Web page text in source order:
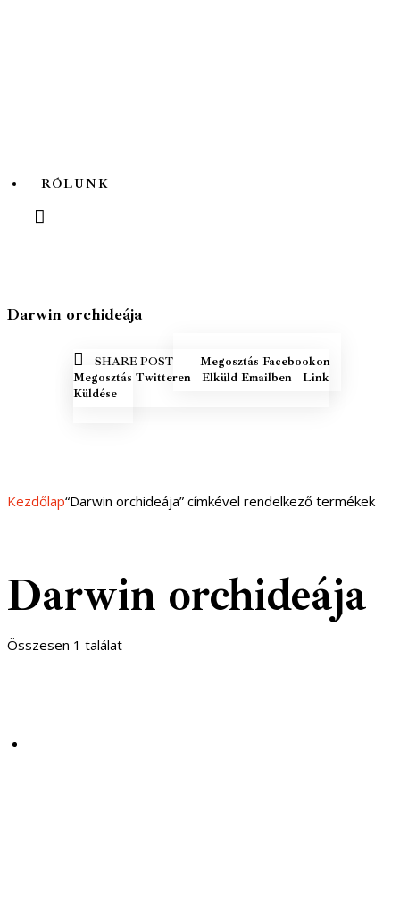
RÓLUNK
Darwin orchideája
SHARE POST
MEGOSZTÁS
FACEBOOKON
Megosztás Facebookon
Megosztás Twitteren ELKÜLD EMAILBEN
Elküld Emailben
COPY URL
Link
Küldése
Kezdőlap“Darwin orchideája” címkével rendelkező termékek
Darwin orchideája
Összesen 1 találat